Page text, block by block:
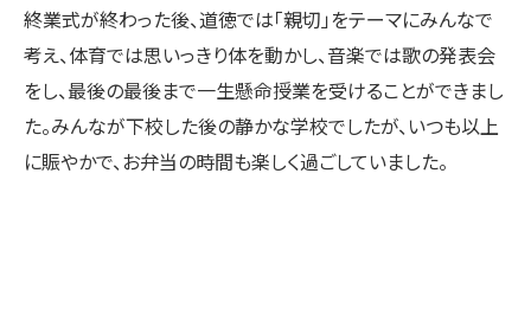
終業式が終わった後、道徳では「親切」をテーマにみんなで
考え、体育では思いっきり体を動かし、音楽では歌の発表会
をし、最後の最後まで一生懸命授業を受けることができまし
た。みんなが下校した後の静かな学校でしたが、いつも以上
に賑やかで、お弁当の時間も楽しく過ごしていました。